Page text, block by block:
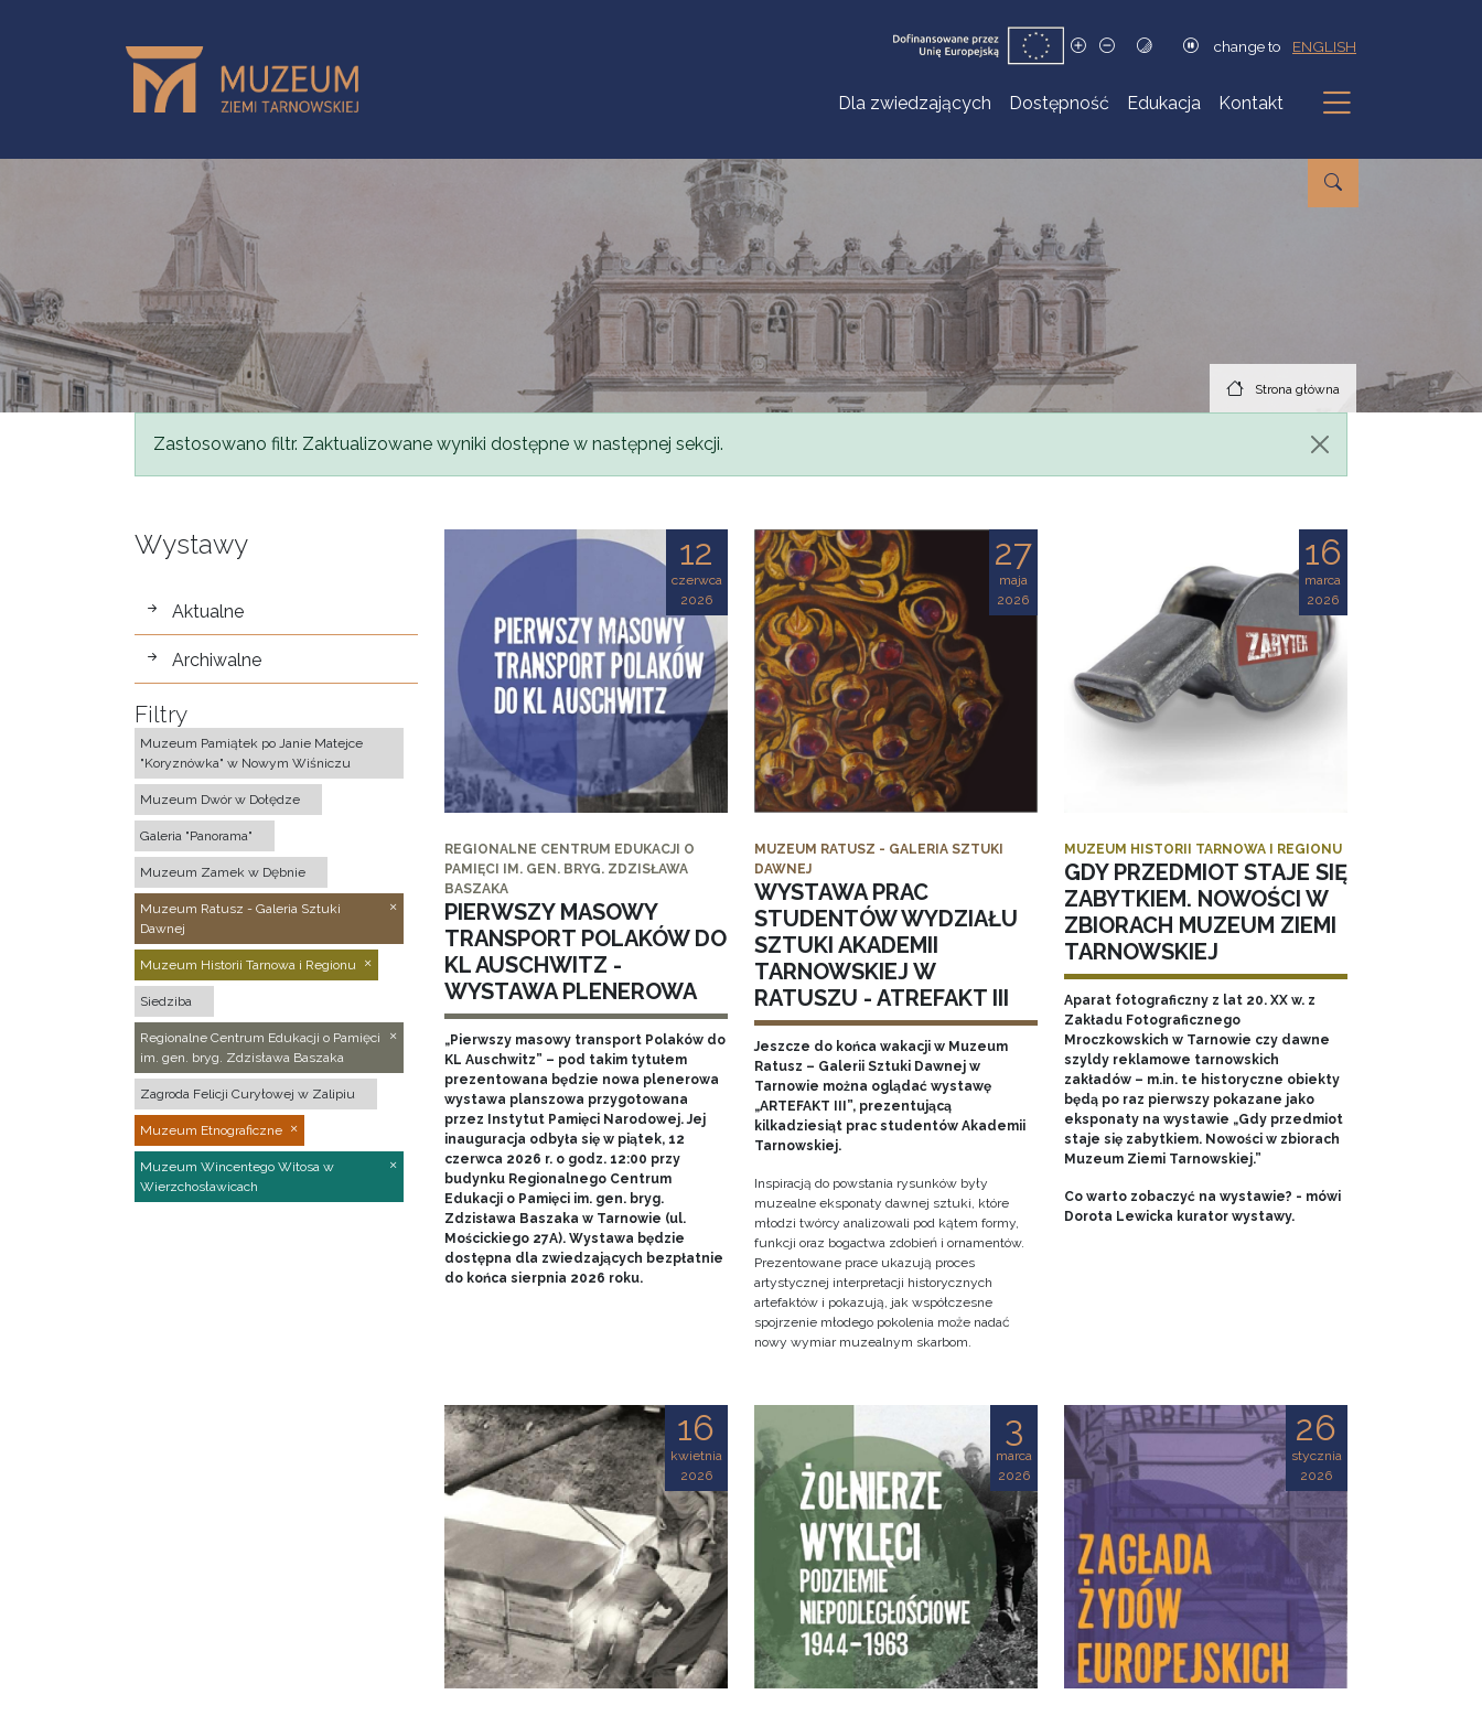
change to ENGLISH
Dla zwiedzających Dostępność Edukacja Kontakt
Podmenu
Strona główna
Komunikat
Zastosowano filtr. Zaktualizowane wyniki dostępne w następnej sekcji.
Wystawy
wystawy
Aktualne
Archiwalne
Filtry
Muzeum Pamiątek po Janie Matejce
"Koryznówka" w Nowym Wiśniczu
Muzeum Dwór w Dołędze
Galeria "Panorama"
Muzeum Zamek w Dębnie
Muzeum Ratusz - Galeria Sztuki
Dawnej
Muzeum Historii Tarnowa i Regionu
Siedziba
Regionalne Centrum Edukacji o Pamięci
im. gen. bryg. Zdzisława Baszaka
Zagroda Felicji Curyłowej w Zalipiu
Muzeum Etnograficzne
Muzeum Wincentego Witosa w
Wierzchosławicach
12
czerwca
2026
REGIONALNE CENTRUM EDUKACJI O
PAMIĘCI IM. GEN. BRYG. ZDZISŁAWA
BASZAKA
PIERWSZY MASOWY
TRANSPORT POLAKÓW DO
KL AUSCHWITZ -
WYSTAWA PLENEROWA
„Pierwszy masowy transport Polaków do
KL Auschwitz” – pod takim tytułem
prezentowana będzie nowa plenerowa
wystawa planszowa przygotowana
przez Instytut Pamięci Narodowej. Jej
inauguracja odbyła się w piątek, 12
czerwca 2026 r. o godz. 12:00 przy
budynku Regionalnego Centrum
Edukacji o Pamięci im. gen. bryg.
Zdzisława Baszaka w Tarnowie (ul.
Mościckiego 27A). Wystawa będzie
dostępna dla zwiedzających bezpłatnie
do końca sierpnia 2026 roku.
27
maja
2026
MUZEUM RATUSZ - GALERIA SZTUKI
DAWNEJ
WYSTAWA PRAC
STUDENTÓW WYDZIAŁU
SZTUKI AKADEMII
TARNOWSKIEJ W
RATUSZU - ATREFAKT III
Jeszcze do końca wakacji w Muzeum
Ratusz – Galerii Sztuki Dawnej w
Tarnowie można oglądać wystawę
„ARTEFAKT III”, prezentującą
kilkadziesiąt prac studentów Akademii
Tarnowskiej.
Inspiracją do powstania rysunków były
muzealne eksponaty dawnej sztuki, które
młodzi twórcy analizowali pod kątem formy,
funkcji oraz bogactwa zdobień i ornamentów.
Prezentowane prace ukazują proces
artystycznej interpretacji historycznych
artefaktów i pokazują, jak współczesne
spojrzenie młodego pokolenia może nadać
nowy wymiar muzealnym skarbom.
16
marca
2026
MUZEUM HISTORII TARNOWA I REGIONU
GDY PRZEDMIOT STAJE SIĘ
ZABYTKIEM. NOWOŚCI W
ZBIORACH MUZEUM ZIEMI
TARNOWSKIEJ
Aparat fotograficzny z lat 20. XX w. z
Zakładu Fotograficznego
Mroczkowskich w Tarnowie czy dawne
szyldy reklamowe tarnowskich
zakładów – m.in. te historyczne obiekty
będą po raz pierwszy pokazane jako
eksponaty na wystawie „Gdy przedmiot
staje się zabytkiem. Nowości w zbiorach
Muzeum Ziemi Tarnowskiej.”
Co warto zobaczyć na wystawie? - mówi
Dorota Lewicka kurator wystawy.
16
kwietnia
2026
3
marca
2026
26
stycznia
2026